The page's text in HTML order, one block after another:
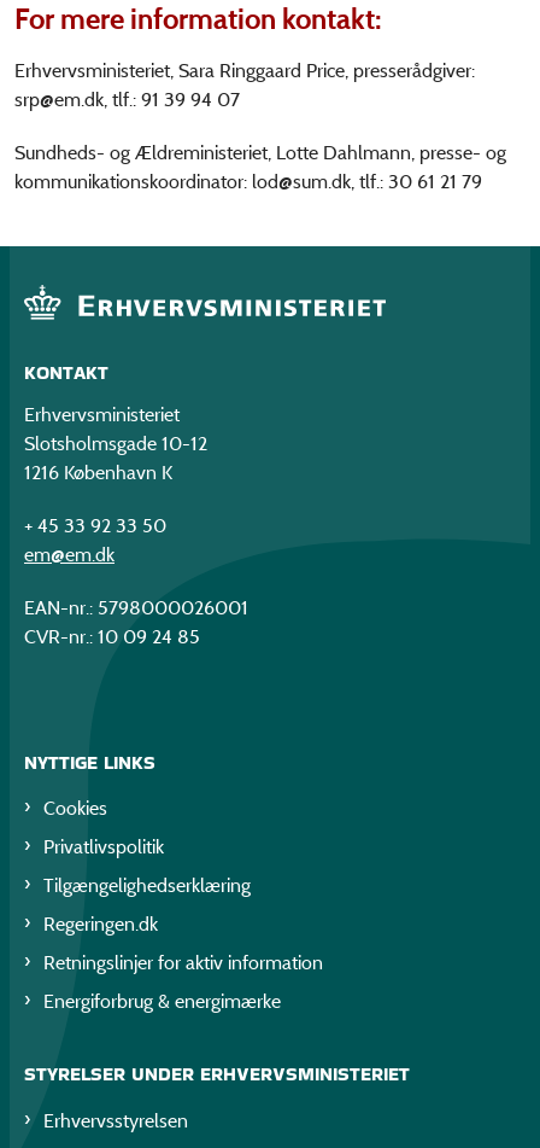
For mere information kontakt:
Erhvervsministeriet, Sara Ringgaard Price, presserådgiver:
srp@em.dk, tlf.: 91 39 94 07
Sundheds- og Ældreministeriet, Lotte Dahlmann, presse- og
kommunikationskoordinator: lod@sum.dk, tlf.: 30 61 21 79
KONTAKT
Erhvervsministeriet
Slotsholmsgade 10-12
1216 København K
+ 45 33 92 33 50
em@em.dk
EAN-nr.: 5798000026001
CVR-nr.: 10 09 24 85
NYTTIGE LINKS
Cookies
Privatlivspolitik
Tilgængelighedserklæring
Regeringen.dk
Retningslinjer for aktiv information
Energiforbrug & energimærke
STYRELSER UNDER ERHVERVSMINISTERIET
Erhvervsstyrelsen